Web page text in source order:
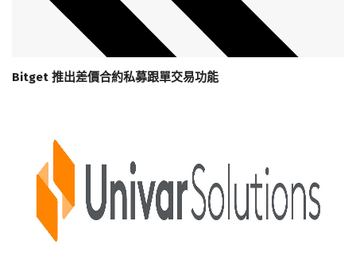
Bitget 推出差價合約私募跟單交易功能